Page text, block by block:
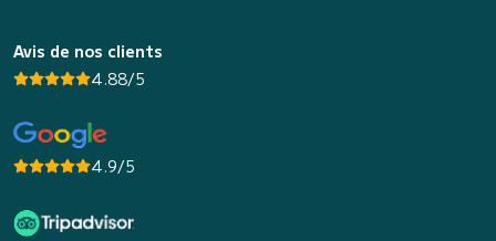
Avis de nos clients
4.88/5
4.9/5